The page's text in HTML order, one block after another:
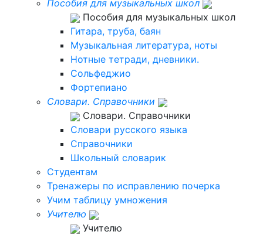
Пособия для музыкальных школ
Пособия для музыкальных школ
Гитара, труба, баян
Музыкальная литература, ноты
Нотные тетради, дневники.
Сольфеджио
Фортепиано
Словари. Справочники
Словари. Справочники
Словари русского языка
Справочники
Школьный словарик
Студентам
Тренажеры по исправлению почерка
Учим таблицу умножения
Учителю
Учителю